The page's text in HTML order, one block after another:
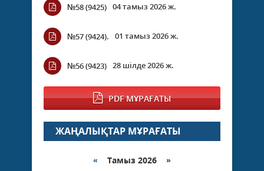
№58 (9425) 04 тамыз 2026 ж.
№57 (9424). 01 тамыз 2026 ж.
№56 (9423) 28 шілде 2026 ж.
PDF МҰРАҒАТЫ
ЖАҢАЛЫҚТАР МҰРАҒАТЫ
« Тамыз 2026 »